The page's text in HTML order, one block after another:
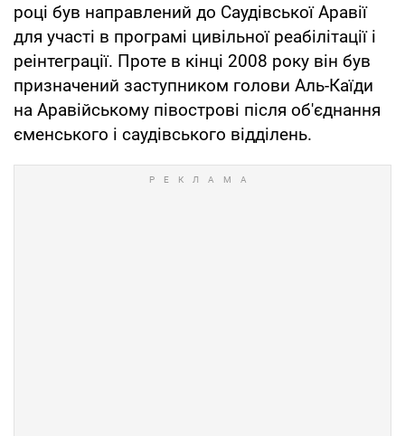
році був направлений до Саудівської Аравії
для участі в програмі цивільної реабілітації і
реінтеграції. Проте в кінці 2008 року він був
призначений заступником голови Аль-Каїди
на Аравійському півострові після об'єднання
єменського і саудівського відділень.